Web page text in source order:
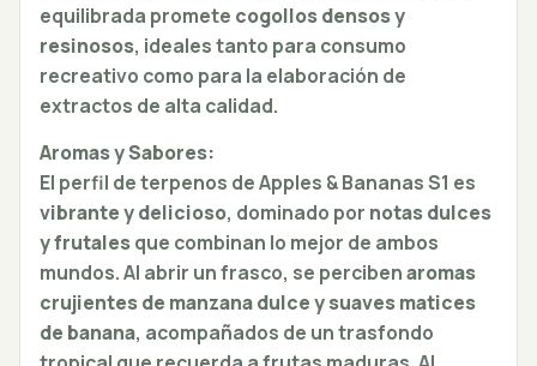
equilibrada promete cogollos densos y
resinosos, ideales tanto para consumo
recreativo como para la elaboración de
extractos de alta calidad.
Aromas y Sabores:
El perfil de terpenos de Apples & Bananas S1 es
vibrante y delicioso, dominado por notas dulces
y frutalesque combinan lo mejor de ambos
mundos. Al abrir un frasco, se percibenaromas
crujientes de manzana dulce y suaves matices
de banana, acompañados de un trasfondo